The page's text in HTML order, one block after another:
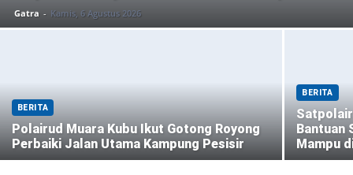
Gatra - Kamis, 6 Agustus 2026
BERITA
Polairud Muara Kubu Ikut Gotong Royong
Perbaiki Jalan Utama Kampung Pesisir
BERITA
Bantuan
Mampu